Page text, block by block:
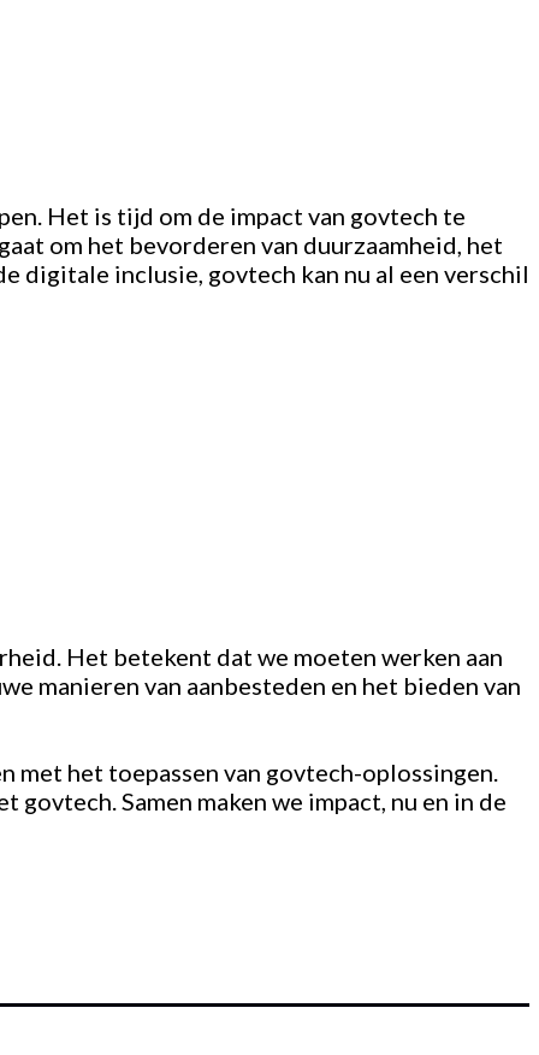
Het is tijd om de impact van govtech te
om het bevorderen van duurzaamheid, het
digitale inclusie, govtech kan nu al een verschil
Het betekent dat we moeten werken aan
manieren van aanbesteden en het bieden van
met het toepassen van govtech-oplossingen.
govtech. Samen maken we impact, nu en in de